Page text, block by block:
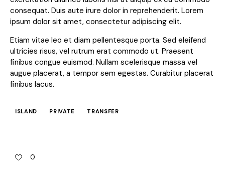
consequat. Duis aute irure dolor in reprehenderit. Lorem
ipsum dolor sit amet, consectetur adipiscing elit.
Etiam vitae leo et diam pellentesque porta. Sed eleifend
ultricies risus, vel rutrum erat commodo ut. Praesent
finibus congue euismod. Nullam scelerisque massa vel
augue placerat, a tempor sem egestas. Curabitur placerat
finibus lacus.
ISLAND PRIVATE TRANSFER
0